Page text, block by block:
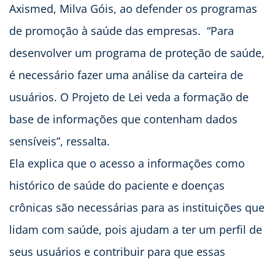
Axismed, Milva Góis, ao defender os programas
de promoção à saúde das empresas. “Para
desenvolver um programa de proteção de saúde,
é necessário fazer uma análise da carteira de
usuários. O Projeto de Lei veda a formação de
base de informações que contenham dados
sensíveis”, ressalta.
Ela explica que o acesso a informações como
histórico de saúde do paciente e doenças
crônicas são necessárias para as instituições que
lidam com saúde, pois ajudam a ter um perfil de
seus usuários e contribuir para que essas